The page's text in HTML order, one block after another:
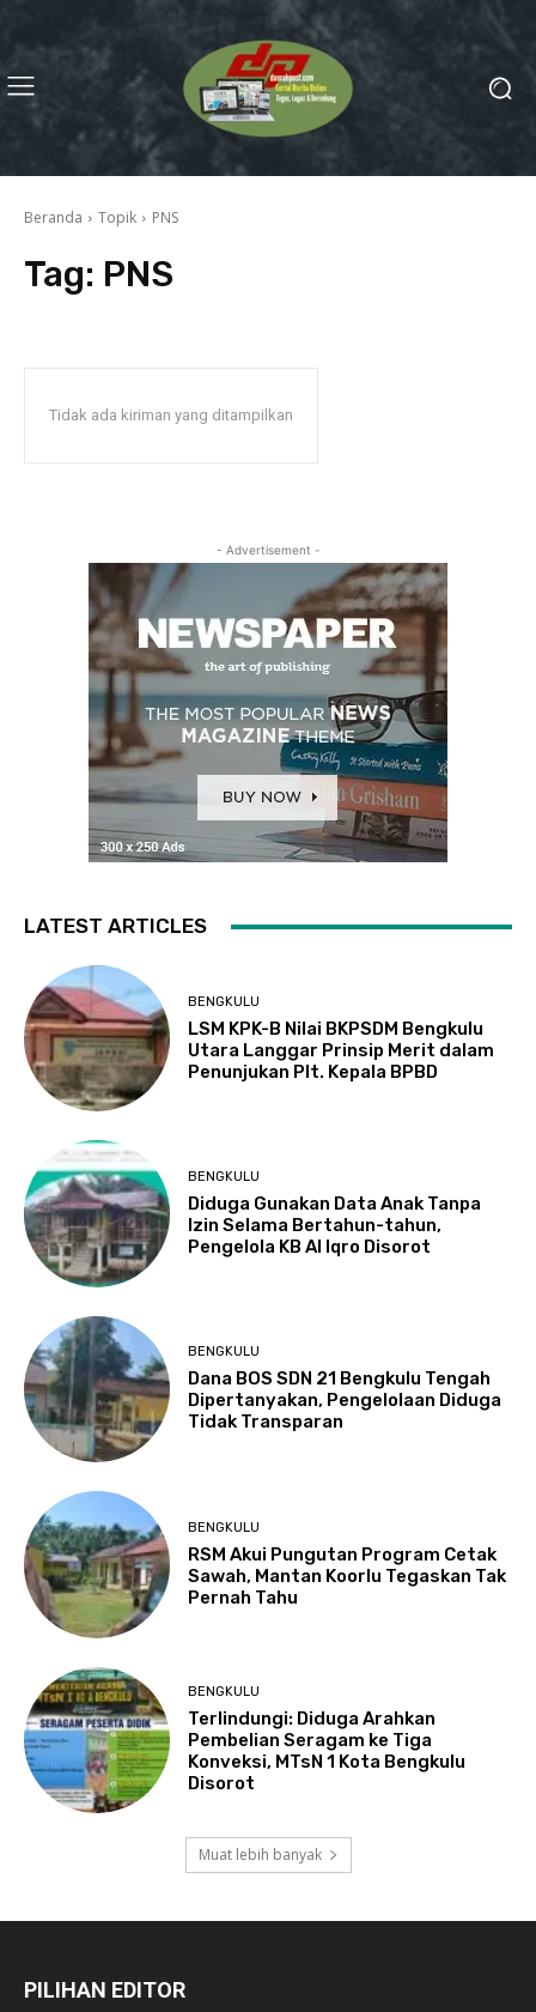
Beranda Topik PNS
Tag: PNS
Tidak ada kiriman yang ditampilkan
- Advertisement -
LATEST ARTICLES
BENGKULU
LSM KPK-B Nilai BKPSDM Bengkulu
Utara Langgar Prinsip Merit dalam
Penunjukan Plt. Kepala BPBD
BENGKULU
Diduga Gunakan Data Anak Tanpa
Izin Selama Bertahun-tahun,
Pengelola KB Al Iqro Disorot
BENGKULU
Dana BOS SDN 21 Bengkulu Tengah
Dipertanyakan, Pengelolaan Diduga
Tidak Transparan
BENGKULU
RSM Akui Pungutan Program Cetak
Sawah, Mantan Koorlu Tegaskan Tak
Pernah Tahu
BENGKULU
Terlindungi: Diduga Arahkan
Pembelian Seragam ke Tiga
Konveksi, MTsN 1 Kota Bengkulu
Disorot
Muat lebih banyak
PILIHAN EDITOR